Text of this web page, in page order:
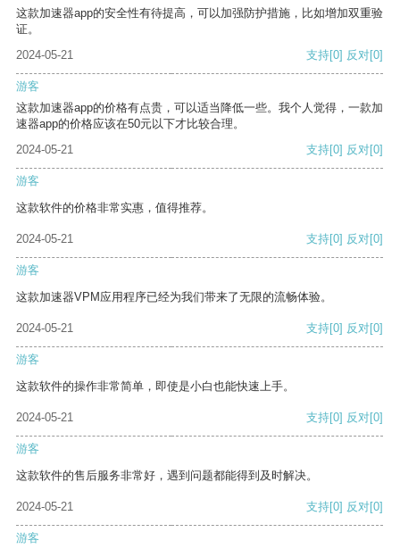
这款加速器app的安全性有待提高，可以加强防护措施，比如增加双重验
证。
2024-05-21
支持[0] 反对[0]
游客
这款加速器app的价格有点贵，可以适当降低一些。我个人觉得，一款加
速器app的价格应该在50元以下才比较合理。
2024-05-21
支持[0] 反对[0]
游客
这款软件的价格非常实惠，值得推荐。
2024-05-21 支持[0] 反对[0]
游客
这款加速器VPM应用程序已经为我们带来了无限的流畅体验。
2024-05-21 支持[0] 反对[0]
游客
这款软件的操作非常简单，即使是小白也能快速上手。
2024-05-21 支持[0] 反对[0]
游客
这款软件的售后服务非常好，遇到问题都能得到及时解决。
2024-05-21 支持[0] 反对[0]
游客